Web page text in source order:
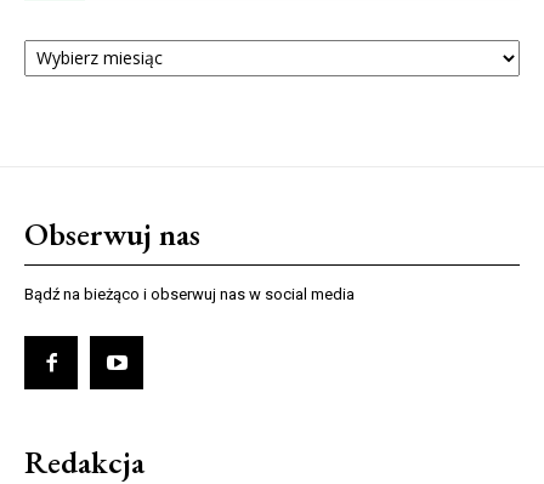
ARCHIWUM
NUMERÓW
Obserwuj nas
Bądź na bieżąco i obserwuj nas w social media
Redakcja